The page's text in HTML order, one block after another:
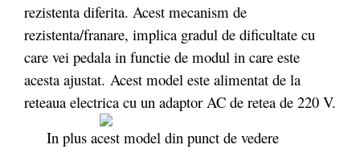
rezistenta diferita. Acest mecanism de
rezistenta/franare, implica gradul de dificultate cu
care vei pedala in functie de modul in care este
acesta ajustat. Acest model este alimentat de la
reteaua electrica cu un adaptor AC de retea de 220 V.
In plus acest model din punct de vedere